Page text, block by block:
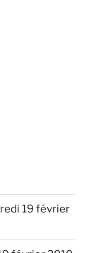
19 février